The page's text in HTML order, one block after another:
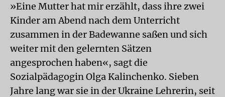
»Eine Mutter hat mir erzählt, dass ihre zwei
Kinder am Abend nach dem Unterricht
zusammen in der Badewanne saßen und sich
weiter mit den gelernten Sätzen
angesprochen haben«, sagt die
Sozialpädagogin Olga Kalinchenko. Sieben
Jahre lang war sie in der Ukraine Lehrerin, seit